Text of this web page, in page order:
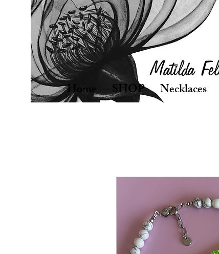
Home SHOP Necklaces